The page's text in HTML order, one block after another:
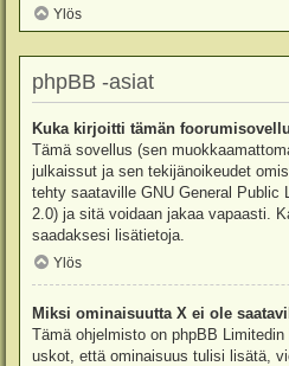
Ylös
phpBB -asiat
Kuka kirjoitti tämän
Tämä sovellus (sen
julkaissut ja sen tekijänoikeudet
tehty saataville GNU General Public
2.0) ja sitä voidaan jakaa vapaasti.
saadaksesi lisätietoja.
Ylös
Miksi ominaisuutta X ei ole
Tämä ohjelmisto on phpBB
uskot, että ominaisuus tulisi lisätä,